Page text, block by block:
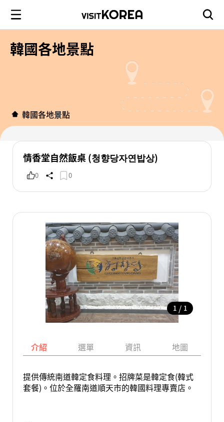
韓國各地景點
韓國各地景點
情香堂自然飯桌 (청향당자연밥상)
0 0
1 / 1
介紹 選單 資訊 地圖
提供傳統南道韓定食料理。招牌菜是韓定食(韓式
套餐)。位於全羅南道順天市的韓國料理專賣店。